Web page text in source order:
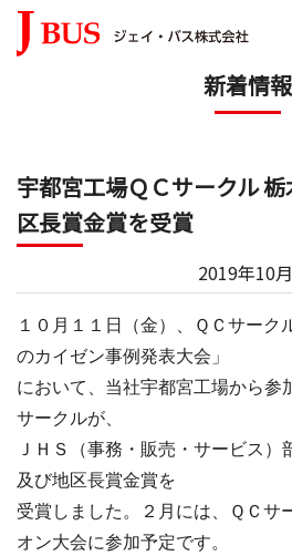
新着情報
宇都宮工場ＱＣサークル
区長賞金賞を受賞
2019年10
１０月１１日（金）、ＱＣサーク
のカイゼン事例発表大会」
において、当社宇都宮工場から参
サークルが、
ＪＨＳ（事務・販売・サービス）
及び地区長賞金賞を
受賞しました。２月には、ＱＣサ
オン大会に参加予定です。